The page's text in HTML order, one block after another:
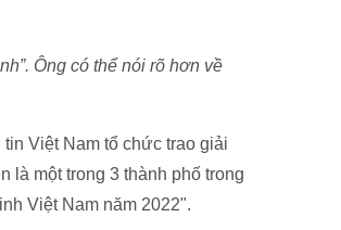
Ông có thể nói rõ hơn về
Việt Nam tổ chức trao giải
là một trong 3 thành phố trong
Việt Nam năm 2022".